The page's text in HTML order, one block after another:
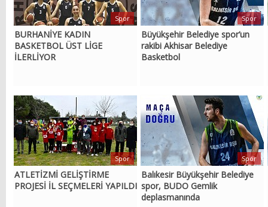
BURHANİYE KADIN
BASKETBOL ÜST LİGE
İLERLİYOR
Spor
Büyükşehir Belediye spor’un
rakibi Akhisar Belediye
Basketbol
Spor
ATLETİZMİ GELİŞTİRME
PROJESİ İL SEÇMELERİ YAPILDI
Spor
Balıkesir Büyükşehir Belediye
spor, BUDO Gemlik
deplasmanında
Spor